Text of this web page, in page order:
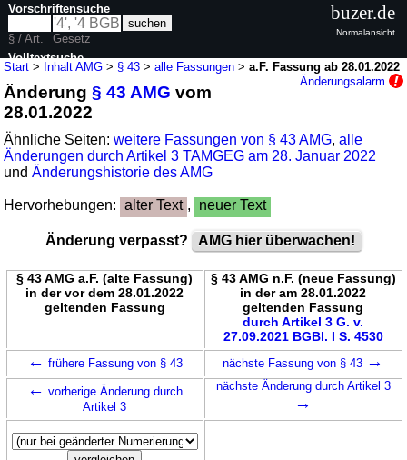
Start > Inhalt AMG > § 43 >alle Fassungen >a.F. Fassung ab 28.01.2022
Änderungsalarm
Änderung§ 43 AMG vom
28.01.2022
Ähnliche Seiten:weitere Fassungen von § 43 AMG,alle
Änderungen durch Artikel 3 TAMGEG am 28. Januar 2022
undÄnderungshistorie des AMG
Hervorhebungen: alter Text , neuer Text
Änderung verpasst? AMG hier überwachen!
§ 43 AMG a.F. (alte Fassung)
in der vor dem 28.01.2022
geltenden Fassung
§ 43 AMG n.F. (neue Fassung)
in der am 28.01.2022
geltenden Fassung
durch Artikel 3 G. v.
27.09.2021 BGBl. I S. 4530
← frühere Fassung von § 43 nächste Fassung von § 43 →
← vorherige Änderung durch
Artikel 3
nächste Änderung durch Artikel 3
→
Vorschriftensuche
§ / Art.
Gesetz
Volltextsuche
nur in AMG
buzer.de
Normalansicht